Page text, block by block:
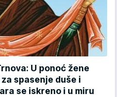
U ponoć žene
spasenje duše i
se iskreno i u miru